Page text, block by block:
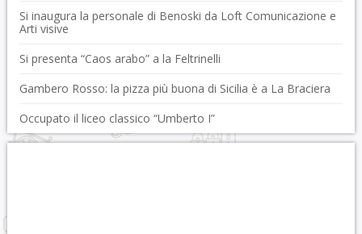
Si inaugura la personale di Benoski da Loft Comunicazione e
Arti visive
Si presenta “Caos arabo” a la Feltrinelli
Gambero Rosso: la pizza più buona di Sicilia è a La Braciera
Occupato il liceo classico “Umberto I”